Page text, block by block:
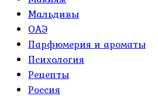
Мальдивы
ОАЭ
Парфюмерия и ароматы
Психология
Рецепты
Россия